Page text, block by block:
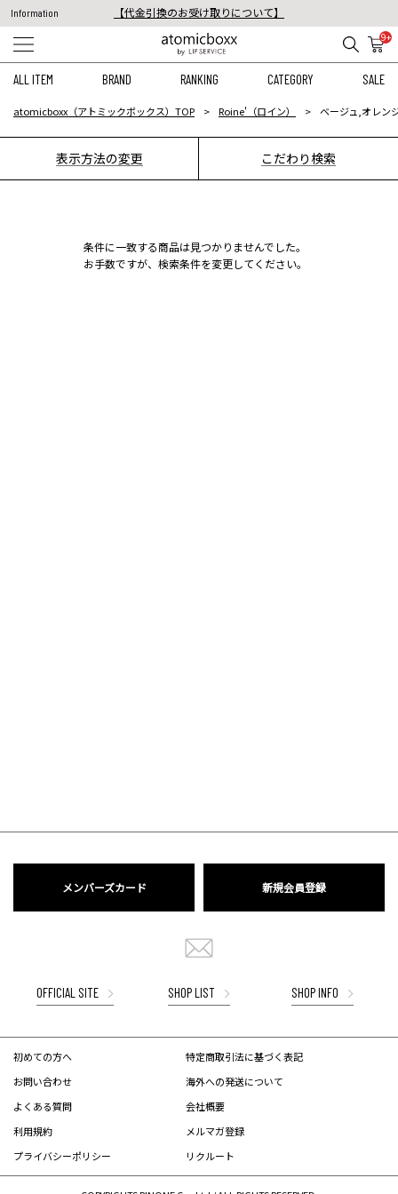
Information
【代金引換のお受け取りについて】
税込11,000円以上のご注文で送料無料！
9+
ALL ITEM BRAND RANKING CATEGORY SALE
atomicboxx（アトミックボックス）TOP Roine'（ロイン） ベージュ,オレン
表示方法の変更 こだわり検索
条件に一致する商品は見つかりませんでした。
お手数ですが、検索条件を変更してください。
メンバーズカード 新規会員登録
OFFICIAL SITE SHOP LIST SHOP INFO
初めての方へ
お問い合わせ
よくある質問
利用規約
プライバシーポリシー
特定商取引法に基づく表記
海外への発送について
会社概要
メルマガ登録
リクルート